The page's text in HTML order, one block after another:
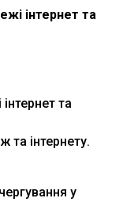
інтернет та
та
та інтернету.
у